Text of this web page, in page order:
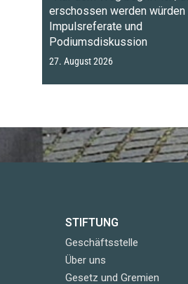
erschossen werden würden
Impulsreferate und
Podiumsdiskussion
27. August 2026
STIFTUNG
Geschäftsstelle
Über uns
Gesetz und Gremien